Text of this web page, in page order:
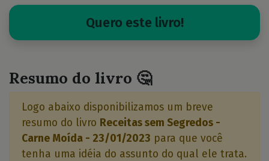
Quero este livro!
Resumo do livro 🤔
Logo abaixo disponibilizamos um breve
resumo do livro Receitas sem Segredos -
Carne Moída - 23/01/2023 para que você
tenha uma idéia do assunto do qual ele trata.